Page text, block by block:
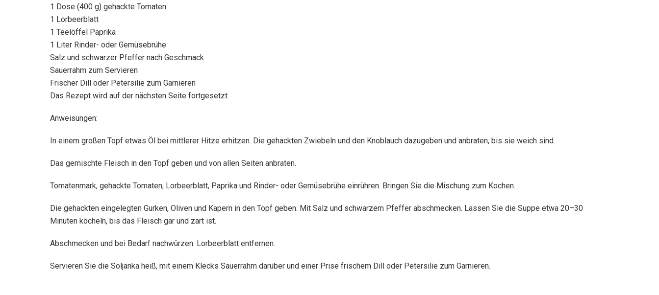
1 Dose (400 g) gehackte Tomaten
1 Lorbeerblatt
1 Teelöffel Paprika
1 Liter Rinder- oder Gemüsebrühe
Salz und schwarzer Pfeffer nach Geschmack
Sauerrahm zum Servieren
Frischer Dill oder Petersilie zum Garnieren
Das Rezept wird auf der nächsten Seite fortgesetzt
Anweisungen:
In einem großen Topf etwas Öl bei mittlerer Hitze erhitzen. Die gehackten Zwiebeln und den Knoblauch dazugeben und anbraten, bis sie weich sind.
Das gemischte Fleisch in den Topf geben und von allen Seiten anbraten.
Tomatenmark, gehackte Tomaten, Lorbeerblatt, Paprika und Rinder- oder Gemüsebrühe einrühren. Bringen Sie die Mischung zum Kochen.
Die gehackten eingelegten Gurken, Oliven und Kapern in den Topf geben. Mit Salz und schwarzem Pfeffer abschmecken. Lassen Sie die Suppe etwa 20–30
Minuten köcheln, bis das Fleisch gar und zart ist.
Abschmecken und bei Bedarf nachwürzen. Lorbeerblatt entfernen.
Servieren Sie die Soljanka heiß, mit einem Klecks Sauerrahm darüber und einer Prise frischem Dill oder Petersilie zum Garnieren.